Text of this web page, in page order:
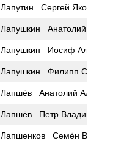
Лапутин Сергей Яковлевич
Лапушкин Анатолий Семёнович
Лапушкин Иосиф
Лапушкин Филипп Семёнович
Лапшёв Анатолий Алексеевич
Лапшёв Петр Владимирович
Лапшенков Семён Васильевич